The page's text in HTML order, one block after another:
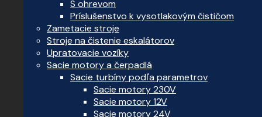
S ohrevom
Príslušenstvo k vysotlakovým čističom
Zametacie stroje
Stroje na čistenie eskalátorov
Upratovacie vozíky
Sacie motory a čerpadlá
Sacie turbíny podľa parametrov
Sacie motory 230V
Sacie motory 12V
Sacie motory 24V